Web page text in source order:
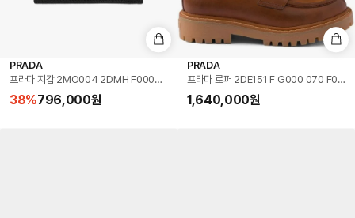
PRADA
프라다 지갑 2MO004 2DMH F0002 리나일론 로고 남성반지갑 당일발송
38%796,000원
PRADA
프라다 로퍼 2DE151 F G000 070
1,640,000원